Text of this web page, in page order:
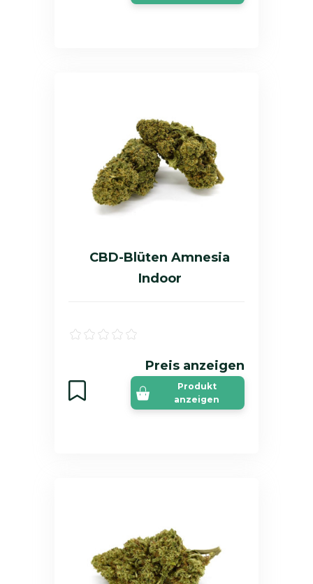
CBD-Blüten Amnesia
Indoor
Preis anzeigen
Produkt
anzeigen